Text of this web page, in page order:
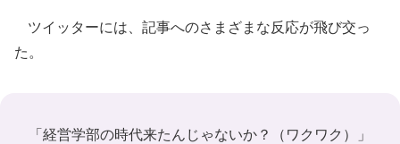
ツイッターには、記事へのさまざまな反応が飛び交っ
た。
「経営学部の時代来たんじゃないか？（ワクワク）」